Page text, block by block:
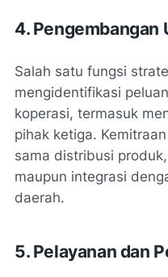
4. Pengembangan
Salah satu fungsi
mengidentifikasi
koperasi, termasuk
pihak ketiga.
sama distribusi
maupun integrasi
daerah.
5. Pelayanan dan